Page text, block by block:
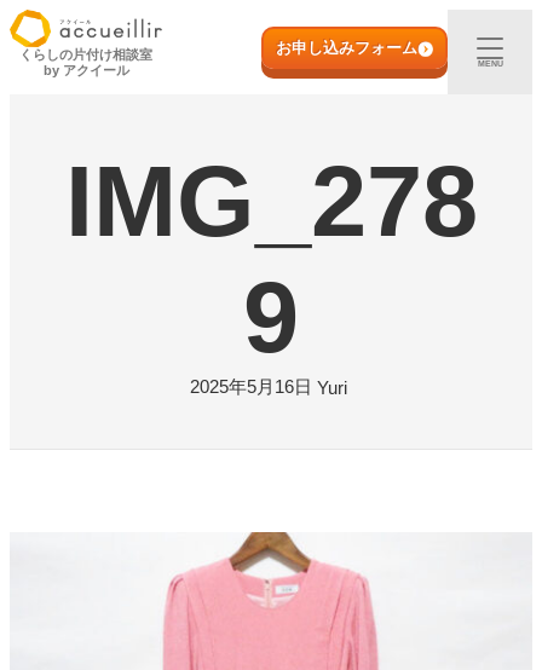
内
容
初めての方へ
宅配買取
ご利用実例
よくある質問
くらしの片付け相談室
by アクイール
お申し込みフォーム
MENU
IMG_278
9
2025年5月16日 Yuri